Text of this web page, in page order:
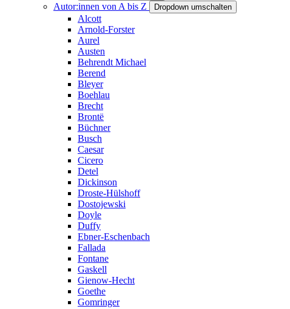
Autor:innen von A bis Z Dropdown umschalten
Alcott
Arnold-Forster
Aurel
Austen
Behrendt Michael
Berend
Bleyer
Boehlau
Brecht
Brontë
Büchner
Busch
Caesar
Cicero
Detel
Dickinson
Droste-Hülshoff
Dostojewski
Doyle
Duffy
Ebner-Eschenbach
Fallada
Fontane
Gaskell
Gienow-Hecht
Goethe
Gomringer